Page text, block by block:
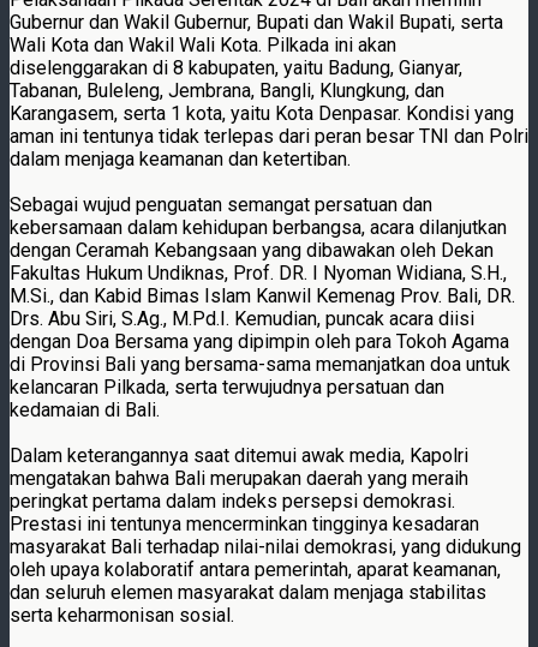
Gubernur dan Wakil Gubernur, Bupati dan Wakil Bupati, serta
Wali Kota dan Wakil Wali Kota. Pilkada ini akan
diselenggarakan di 8 kabupaten, yaitu Badung, Gianyar,
Tabanan, Buleleng, Jembrana, Bangli, Klungkung, dan
Karangasem, serta 1 kota, yaitu Kota Denpasar. Kondisi yang
aman ini tentunya tidak terlepas dari peran besar TNI dan Polri
dalam menjaga keamanan dan ketertiban.
Sebagai wujud penguatan semangat persatuan dan
kebersamaan dalam kehidupan berbangsa, acara dilanjutkan
dengan Ceramah Kebangsaan yang dibawakan oleh Dekan
Fakultas Hukum Undiknas, Prof. DR. I Nyoman Widiana, S.H.,
M.Si., dan Kabid Bimas Islam Kanwil Kemenag Prov. Bali, DR.
Drs. Abu Siri, S.Ag., M.Pd.I. Kemudian, puncak acara diisi
dengan Doa Bersama yang dipimpin oleh para Tokoh Agama
di Provinsi Bali yang bersama-sama memanjatkan doa untuk
kelancaran Pilkada, serta terwujudnya persatuan dan
kedamaian di Bali.
Dalam keterangannya saat ditemui awak media, Kapolri
mengatakan bahwa Bali merupakan daerah yang meraih
peringkat pertama dalam indeks persepsi demokrasi.
Prestasi ini tentunya mencerminkan tingginya kesadaran
masyarakat Bali terhadap nilai-nilai demokrasi, yang didukung
oleh upaya kolaboratif antara pemerintah, aparat keamanan,
dan seluruh elemen masyarakat dalam menjaga stabilitas
serta keharmonisan sosial.